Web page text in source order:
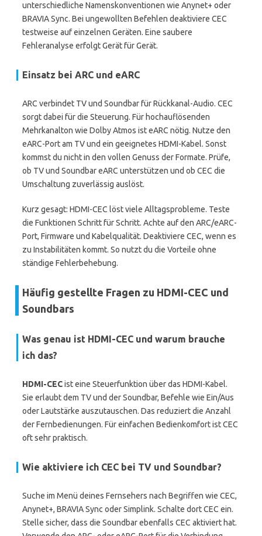
unterschiedliche Namenskonventionen wie Anynet+ oder
BRAVIA Sync. Bei ungewollten Befehlen deaktiviere CEC
testweise auf einzelnen Geräten. Eine saubere
Fehleranalyse erfolgt Gerät für Gerät.
Einsatz bei ARC und eARC
ARC verbindet TV und Soundbar für Rückkanal-Audio. CEC
sorgt dabei für die Steuerung. Für hochauflösenden
Mehrkanalton wie Dolby Atmos ist eARC nötig. Nutze den
eARC-Port am TV und ein geeignetes HDMI-Kabel. Sonst
kommst du nicht in den vollen Genuss der Formate. Prüfe,
ob TV und Soundbar eARC unterstützen und ob CEC die
Umschaltung zuverlässig auslöst.
Kurz gesagt: HDMI-CEC löst viele Alltagsprobleme. Teste
die Funktionen Schritt für Schritt. Achte auf den ARC/eARC-
Port, Firmware und Kabelqualität. Deaktiviere CEC, wenn es
zu Instabilitäten kommt. So nutzt du die Vorteile ohne
ständige Fehlerbehebung.
Häufig gestellte Fragen zu HDMI-CEC und
Soundbars
Was genau ist HDMI-CEC und warum brauche
ich das?
HDMI-CECist eine Steuerfunktion über das HDMI-Kabel.
Sie erlaubt dem TV und der Soundbar, Befehle wie Ein/Aus
oder Lautstärke auszutauschen. Das reduziert die Anzahl
der Fernbedienungen. Für einfachen Bedienkomfort ist CEC
oft sehr praktisch.
Wie aktiviere ich CEC bei TV und Soundbar?
Suche im Menü deines Fernsehers nach Begriffen wie CEC,
Anynet+, BRAVIA Sync oder Simplink. Schalte dort CEC ein.
Stelle sicher, dass die Soundbar ebenfalls CEC aktiviert hat.